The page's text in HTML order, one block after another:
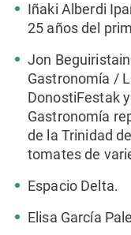
Iñaki Alberdi
25 años del
Jon
Gastronomía /
DonostiFestak
Gastronomía
de la Trinidad
tomates de
Espacio Delta.
Elisa García